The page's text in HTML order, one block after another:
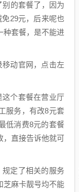
的套餐了，因为
29元，后来呢也
种套餐，是不能进
动官网，点击左
个套餐在营业厅
服务，有改8元套
低消费8元的套餐
，直接告诉他就可
定了相关的服务
芝麻卡靓号均不能